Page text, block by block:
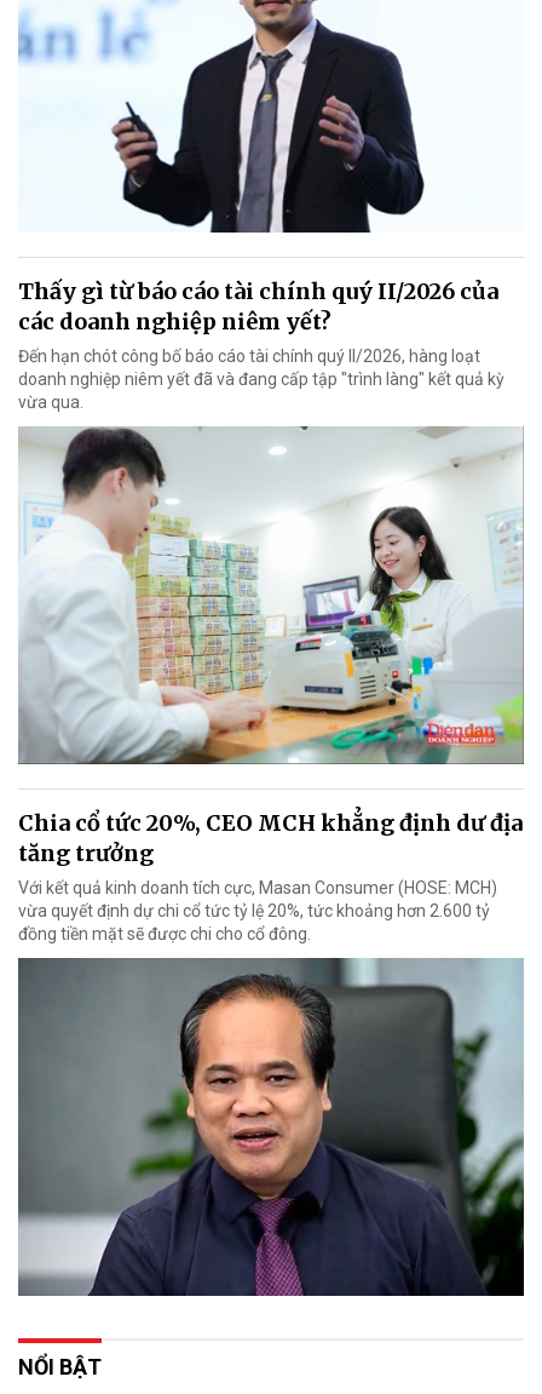
Thấy gì từ báo cáo tài chính quý II/2026 của
các doanh nghiệp niêm yết?
Đến hạn chót công bố báo cáo tài chính quý II/2026, hàng loạt
doanh nghiệp niêm yết đã và đang cấp tập "trình làng" kết quả kỳ
vừa qua.
Chia cổ tức 20%, CEO MCH khẳng định dư địa
tăng trưởng
Với kết quả kinh doanh tích cực, Masan Consumer (HOSE: MCH)
vừa quyết định dự chi cổ tức tỷ lệ 20%, tức khoảng hơn 2.600 tỷ
đồng tiền mặt sẽ được chi cho cổ đông.
NỔI BẬT